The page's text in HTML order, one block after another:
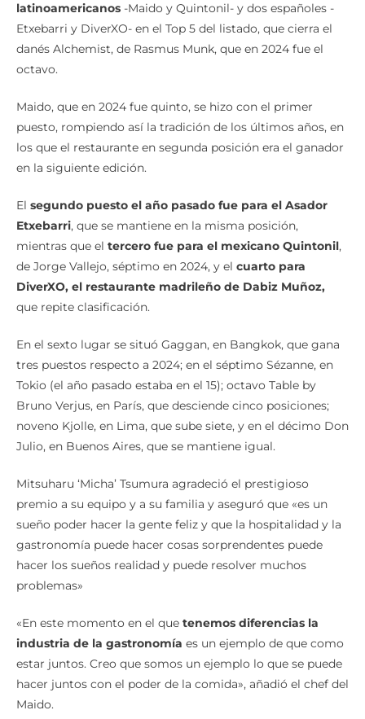
latinoamericanos -Maido y Quintonil- y dos españoles -
Etxebarri y DiverXO- en el Top 5 del listado, que cierra el
danés Alchemist, de Rasmus Munk, que en 2024 fue el
octavo.
Maido, que en 2024 fue quinto, se hizo con el primer
puesto, rompiendo así la tradición de los últimos años, en
los que el restaurante en segunda posición era el ganador
en la siguiente edición.
El segundo puesto el año pasado fue para el Asador
Etxebarri, que se mantiene en la misma posición,
mientras que el tercero fue para el mexicano Quintonil,
de Jorge Vallejo, séptimo en 2024, y el cuarto para
DiverXO, el restaurante madrileño de Dabiz Muñoz,
que repite clasificación.
En el sexto lugar se situó Gaggan, en Bangkok, que gana
tres puestos respecto a 2024; en el séptimo Sézanne, en
Tokio (el año pasado estaba en el 15); octavo Table by
Bruno Verjus, en París, que desciende cinco posiciones;
noveno Kjolle, en Lima, que sube siete, y en el décimo Don
Julio, en Buenos Aires, que se mantiene igual.
Mitsuharu ‘Micha’ Tsumura agradeció el prestigioso
premio a su equipo y a su familia y aseguró que «es un
sueño poder hacer la gente feliz y que la hospitalidad y la
gastronomía puede hacer cosas sorprendentes puede
hacer los sueños realidad y puede resolver muchos
problemas»
«En este momento en el que tenemos diferencias la
industria de la gastronomía es un ejemplo de que como
estar juntos. Creo que somos un ejemplo lo que se puede
hacer juntos con el poder de la comida», añadió el chef del
Maido.